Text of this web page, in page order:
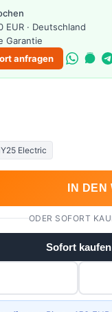
EUR · Deutschland
Garantie
anfragen
Electric
IN
ODER SOFORT
Sofort kaufen